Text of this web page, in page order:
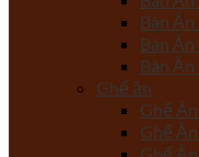
Bàn
Bàn
Bàn Ăn
Ghế ăn
Ghế
Ghế